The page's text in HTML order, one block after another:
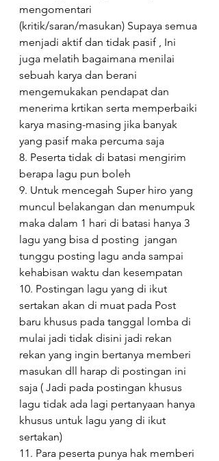
mengomentari
(kritik/saran/masukan) Supaya semua
menjadi aktif dan tidak pasif , Ini
juga melatih bagaimana menilai
sebuah karya dan berani
mengemukakan pendapat dan
menerima krtikan serta memperbaiki
karya masing-masing jika banyak
yang pasif maka percuma saja
8. Peserta tidak di batasi mengirim
berapa lagu pun boleh
9. Untuk mencegah Super hiro yang
muncul belakangan dan menumpuk
maka dalam 1 hari di batasi hanya 3
lagu yang bisa d posting  jangan
tunggu posting lagu anda sampai
kehabisan waktu dan kesempatan
10. Postingan lagu yang di ikut
sertakan akan di muat pada Post
baru khusus pada tanggal lomba di
mulai jadi tidak disini jadi rekan
rekan yang ingin bertanya memberi
masukan dll harap di postingan ini
saja ( Jadi pada postingan khusus
lagu tidak ada lagi pertanyaan hanya
khusus untuk lagu yang di ikut
sertakan)
11. Para peserta punya hak memberi